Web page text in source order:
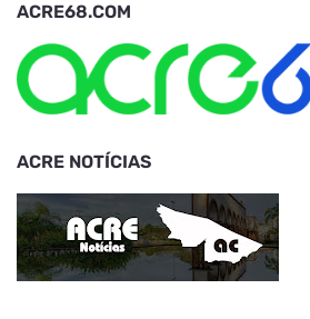
ACRE68.COM
ACRE NOTÍCIAS